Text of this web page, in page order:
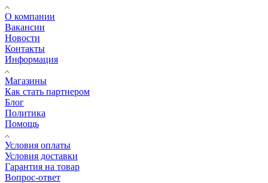
О компании
Вакансии
Новости
Контакты
Информация
Магазины
Как стать партнером
Блог
Политика
Помощь
Условия оплаты
Условия доставки
Гарантия на товар
Вопрос-ответ